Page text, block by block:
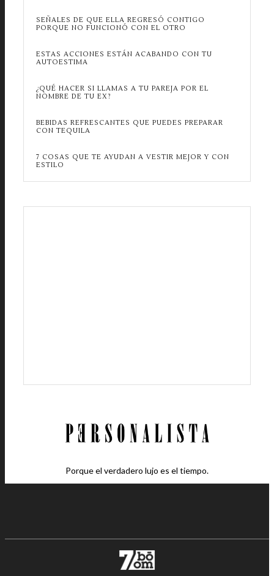
SEÑALES DE QUE ELLA REGRESÓ CONTIGO
PORQUE NO FUNCIONÓ CON EL OTRO
ESTAS ACCIONES ESTÁN ACABANDO CON TU
AUTOESTIMA
¿QUÉ HACER SI LLAMAS A TU PAREJA POR EL
NOMBRE DE TU EX?
BEBIDAS REFRESCANTES QUE PUEDES PREPARAR
CON TEQUILA
7 COSAS QUE TE AYUDAN A VESTIR MEJOR Y CON
ESTILO
Porque el verdadero lujo es el tiempo.